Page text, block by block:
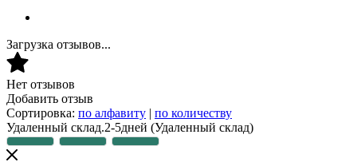
Загрузка отзывов...
Нет отзывов
Добавить отзыв
Сортировка: по алфавиту | по количеству
Удаленный склад.2-5дней (Удаленный склад)